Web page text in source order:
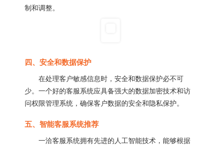
制和调整。
四、安全和数据保护
在处理客户敏感信息时，安全和数据保护必不可
少。一个好的客服系统应具备强大的数据加密技术和访
问权限管理系统，确保客户数据的安全和隐私保护。
五、智能客服系统推荐
一洽客服系统拥有先进的人工智能技术，能够根据